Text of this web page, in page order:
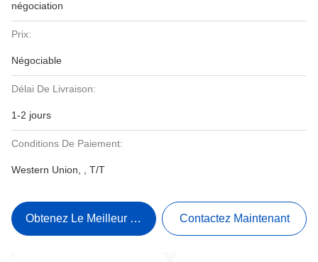
négociation
Prix:
Négociable
Délai De Livraison:
1-2 jours
Conditions De Paiement:
Western Union, , T/T
Obtenez Le Meilleur Prix Contactez Maintenant